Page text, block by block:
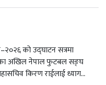
को उद्घाटन सत्रमा
अखिल नेपाल फुटबल सङ्घ
किरण राईलाई ध्याग...